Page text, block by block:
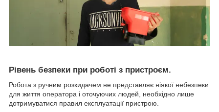
Рівень безпеки при роботі з пристроєм.
Робота з ручним розкидачем не представляє ніякої небезпеки
для життя оператора і оточуючих людей, необхідно лише
дотримуватися правил експлуатації пристрою.